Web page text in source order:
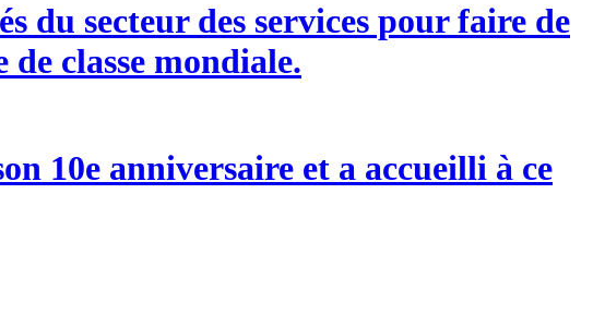
du secteur des services pour faire de
classe mondiale.
10e anniversaire et a accueilli à ce